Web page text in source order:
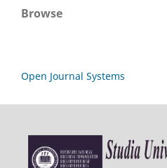
Browse
Open Journal Systems